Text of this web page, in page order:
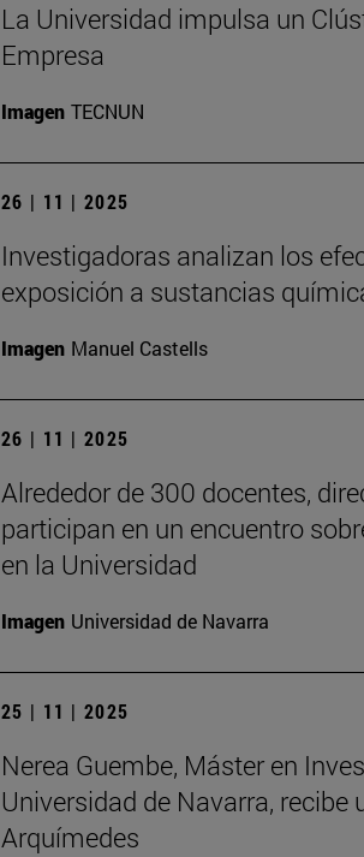
La Universidad impulsa un
Empresa
Imagen TECNUN
26 | 11 | 2025
Investigadoras analizan los
exposición a sustancias
Imagen Manuel Castells
26 | 11 | 2025
Alrededor de 300 docentes,
participan en un encuentro
en la Universidad
Imagen Universidad de Navarra
25 | 11 | 2025
Nerea Guembe, Máster en
Universidad de Navarra, recibe
Arquímedes